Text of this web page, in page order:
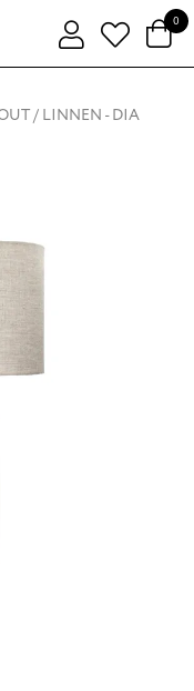
0
/ LINNEN - DIA